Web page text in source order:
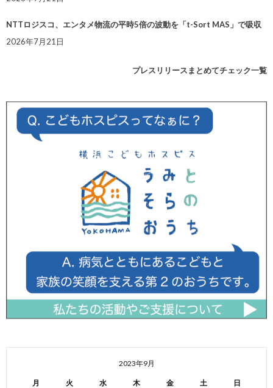
NTTロジスコ、エンタメ物流の平時5倍の波動を「t-Sort MAS」で吸収
2026年7月21日
プレスリリースまとめてチェック一覧
2023年9月
月 火 水 木 金 土 日